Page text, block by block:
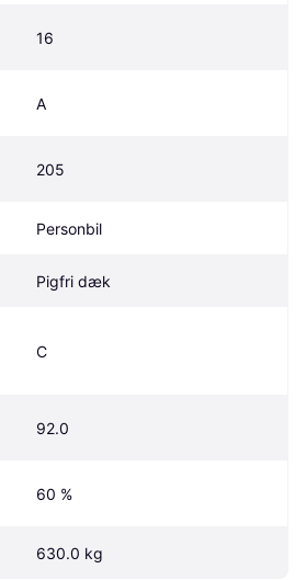
16
A
205
Personbil
Pigfri dæk
C
92.0
60 %
630.0 kg